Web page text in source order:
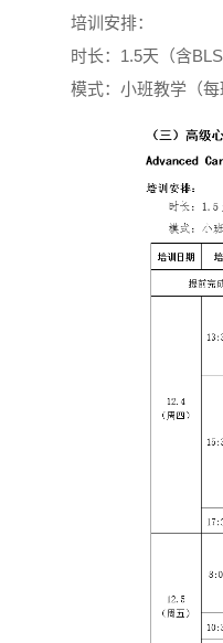
培训安排：
时长：1.5天（含BLS
模式：小班教学（